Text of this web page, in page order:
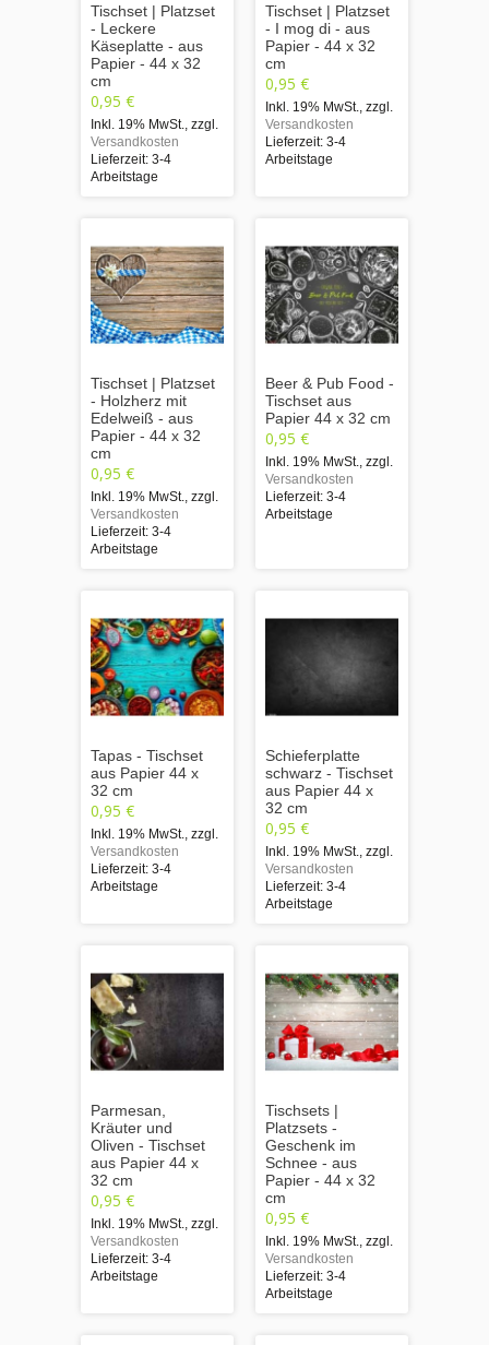
Tischset | Platzset
- Leckere
Käseplatte - aus
Papier - 44 x 32
cm
0,95 €
Inkl. 19% MwSt. zzgl.
Versandkosten
Lieferzeit: 3-4
Arbeitstage
Tischset | Platzset
- I mog di - aus
Papier - 44 x 32
cm
0,95 €
Inkl. 19% MwSt. zzgl.
Versandkosten
Lieferzeit: 3-4
Arbeitstage
Tischset | Platzset
- Holzherz mit
Edelweiß - aus
Papier - 44 x 32
cm
0,95 €
Inkl. 19% MwSt. zzgl.
Versandkosten
Lieferzeit: 3-4
Arbeitstage
Beer & Pub Food -
Tischset aus
Papier 44 x 32 cm
0,95 €
Inkl. 19% MwSt. zzgl.
Versandkosten
Lieferzeit: 3-4
Arbeitstage
Tapas - Tischset
aus Papier 44 x
32 cm
0,95 €
Inkl. 19% MwSt. zzgl.
Versandkosten
Lieferzeit: 3-4
Arbeitstage
Schieferplatte
schwarz - Tischset
aus Papier 44 x
32 cm
0,95 €
Inkl. 19% MwSt. zzgl.
Versandkosten
Lieferzeit: 3-4
Arbeitstage
Parmesan,
Kräuter und
Oliven - Tischset
aus Papier 44 x
32 cm
0,95 €
Inkl. 19% MwSt. zzgl.
Versandkosten
Lieferzeit: 3-4
Arbeitstage
Tischsets |
Platzsets -
Geschenk im
Schnee - aus
Papier - 44 x 32
cm
0,95 €
Inkl. 19% MwSt. zzgl.
Versandkosten
Lieferzeit: 3-4
Arbeitstage